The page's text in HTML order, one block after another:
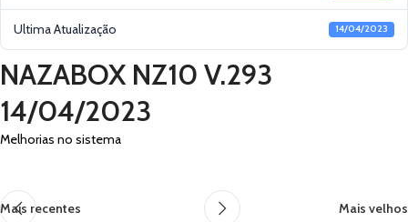
Ultima Atualização 14/04/2023
NAZABOX NZ10 V.293
14/04/2023
Melhorias no sistema
Mais recentes Mais velhos